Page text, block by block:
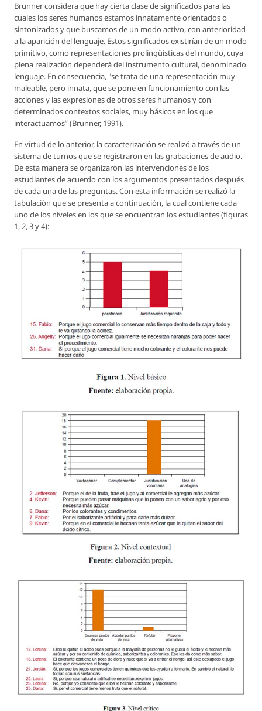
Brunner considera que hay cierta clase de significados para las
cuales los seres humanos estamos innatamente orientados o
sintonizados y que buscamos de un modo activo, con anterioridad
a la aparición del lenguaje. Estos significados existirían de un modo
primitivo, como representaciones prolingüísticas del mundo, cuya
plena realización dependerá del instrumento cultural, denominado
lenguaje. En consecuencia, "se trata de una representación muy
maleable, pero innata, que se pone en funcionamiento con las
acciones y las expresiones de otros seres humanos y con
determinados contextos sociales, muy básicos en los que
interactuamos” (Brunner, 1991).
En virtud de lo anterior, la caracterización se realizó a través de un
sistema de turnos que se registraron en las grabaciones de audio.
De esta manera se organizaron las intervenciones de los
estudiantes de acuerdo con los argumentos presentados después
de cada una de las preguntas. Con esta información se realizó la
tabulación que se presenta a continuación, la cual contiene cada
uno de los niveles en los que se encuentran los estudiantes (figuras
1, 2, 3 y 4):